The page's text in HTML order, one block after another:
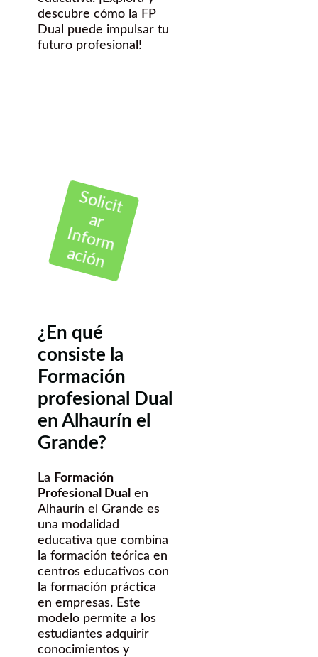
descubre cómo la FP
Dual puede impulsar tu
futuro profesional!
Solicit
ar
Inform
ación
¿En qué
consiste la
Formación
profesional Dual
en Alhaurín el
Grande?
La Formación
Profesional Dual en
Alhaurín el Grande es
una modalidad
educativa que combina
la formación teórica en
centros educativos con
la formación práctica
en empresas. Este
modelo permite a los
estudiantes adquirir
conocimientos y